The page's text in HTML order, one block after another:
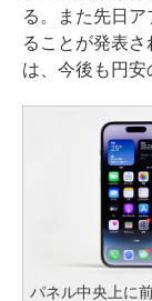
る。また先日
ることが発表
は、今後も円安
パネル中央上に